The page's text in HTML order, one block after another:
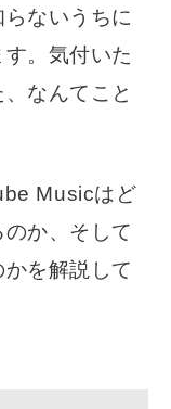
ないうちに
。気付いた
なんてこと
Musicはど
か、そして
を解説して